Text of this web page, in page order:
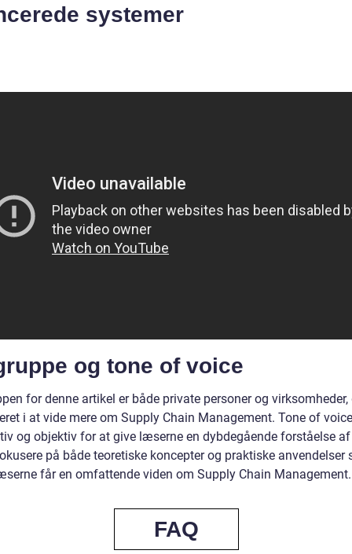
systemer
og tone of voice
for denne artikel er både private personer og virksomheder,
i at vide mere om Supply Chain Management. Tone of
og objektiv for at give læserne en dybdegående forståelse
på både teoretiske koncepter og praktiske anvendelser
får en omfattende viden om Supply Chain Management.
FAQ